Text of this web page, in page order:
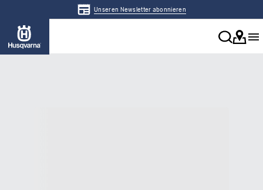
Unseren Newsletter abonnieren